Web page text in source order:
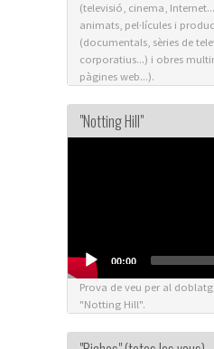
(televisió, cinema,
animats, pel·lícules i
(documentals, sèries de
corporatius...) i obres
pàgines web...).
"Notting Hill"
00:00
Prova de veu per al
"Notting Hill".